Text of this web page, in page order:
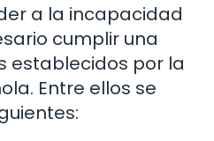
a la incapacidad
cumplir una
establecidos por la
Entre ellos se